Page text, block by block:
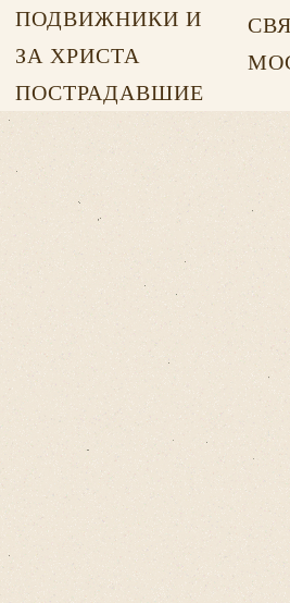
ПОДВИЖНИКИ И
ЗА ХРИСТА
ПОСТРАДАВШИЕ